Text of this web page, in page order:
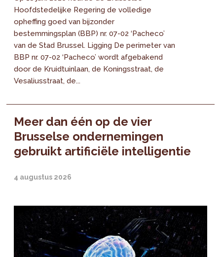
Hoofdstedelijke Regering de volledige
opheffing goed van bijzonder
bestemmingsplan (BBP) nr. 07-02 ‘Pacheco’
van de Stad Brussel. Ligging De perimeter van
BBP nr. 07-02 ‘Pacheco’ wordt afgebakend
door de Kruidtuinlaan, de Koningsstraat, de
Vesaliusstraat, de...
Meer dan één op de vier
Brusselse ondernemingen
gebruikt artificiële intelligentie
4 augustus 2026